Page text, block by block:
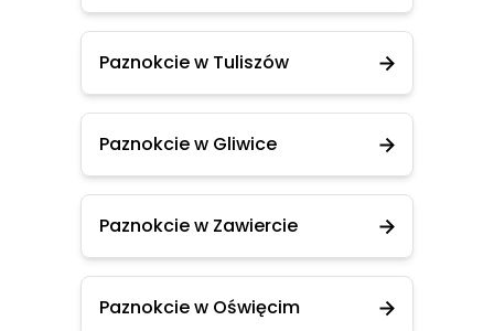
Paznokcie w Tuliszów
Paznokcie w Gliwice
Paznokcie w Zawiercie
Paznokcie w Oświęcim